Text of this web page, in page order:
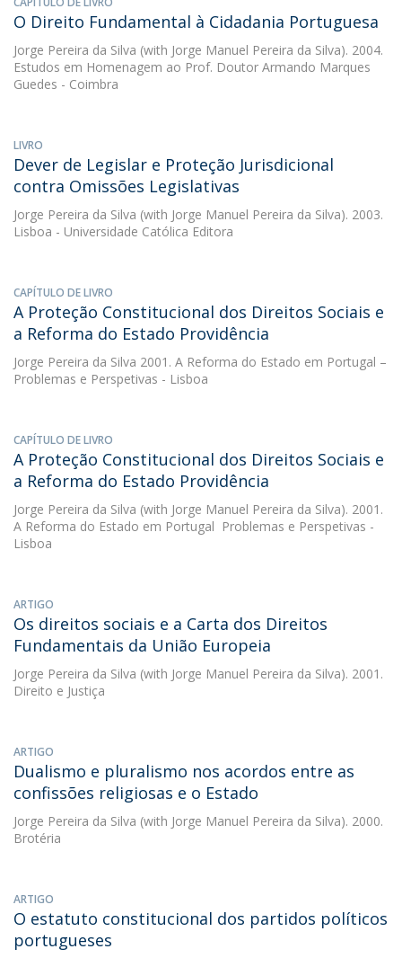
O Direito Fundamental à Cidadania Portuguesa
Jorge Pereira da Silva (with Jorge Manuel Pereira da Silva). 2004.
Estudos em Homenagem ao Prof. Doutor Armando Marques
Guedes - Coimbra
LIVRO
Dever de Legislar e Proteção Jurisdicional
contra Omissões Legislativas
Jorge Pereira da Silva (with Jorge Manuel Pereira da Silva). 2003.
Lisboa - Universidade Católica Editora
CAPÍTULO DE LIVRO
A Proteção Constitucional dos Direitos Sociais e
a Reforma do Estado Providência
Jorge Pereira da Silva 2001. A Reforma do Estado em Portugal –
Problemas e Perspetivas - Lisboa
CAPÍTULO DE LIVRO
A Proteção Constitucional dos Direitos Sociais e
a Reforma do Estado Providência
Jorge Pereira da Silva (with Jorge Manuel Pereira da Silva). 2001.
A Reforma do Estado em Portugal  Problemas e Perspetivas -
Lisboa
ARTIGO
Os direitos sociais e a Carta dos Direitos
Fundamentais da União Europeia
Jorge Pereira da Silva (with Jorge Manuel Pereira da Silva). 2001.
Direito e Justiça
ARTIGO
Dualismo e pluralismo nos acordos entre as
confissões religiosas e o Estado
Jorge Pereira da Silva (with Jorge Manuel Pereira da Silva). 2000.
Brotéria
ARTIGO
O estatuto constitucional dos partidos políticos
portugueses